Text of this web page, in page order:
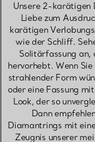
Unsere 2-karätigen
Liebe zum
karätigen
wie der Schliff.
Solitärfassung an,
hervorhebt. Wenn
strahlender Form
oder eine Fassung
Look, der so
Dann
Diamantrings mit
Zeugnis unserer